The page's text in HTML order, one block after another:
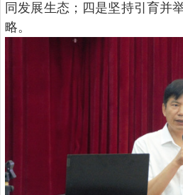
同发展生态；四是坚持引育并
略。